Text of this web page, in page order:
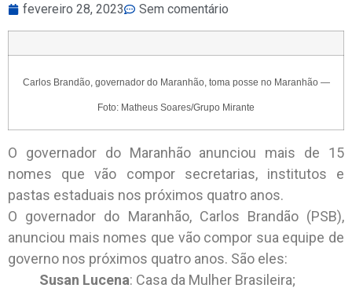
fevereiro 28, 2023 Sem comentário
Carlos Brandão, governador do Maranhão, toma posse no Maranhão —
Foto: Matheus Soares/Grupo Mirante
O governador do Maranhão anunciou mais de 15
nomes que vão compor secretarias, institutos e
pastas estaduais nos próximos quatro anos.
O governador do Maranhão, Carlos Brandão (PSB),
anunciou mais nomes que vão compor sua equipe de
governo nos próximos quatro anos. São eles:
Susan Lucena: Casa da Mulher Brasileira;